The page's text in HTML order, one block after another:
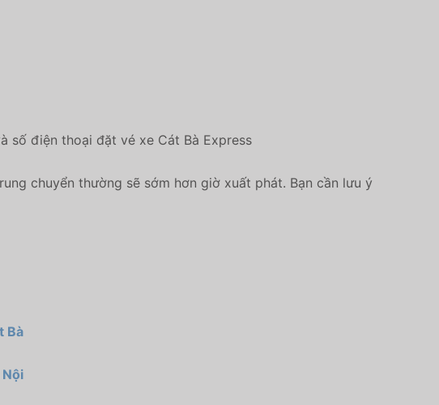
số điện thoại đặt vé xe Cát Bà Express
chuyển thường sẽ sớm hơn giờ xuất phát. Bạn cần lưu ý
Bà